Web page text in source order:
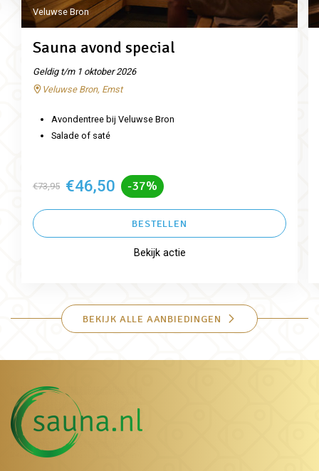
Veluwse Bron
Sauna avond special
Geldig t/m 1 oktober 2026
Veluwse Bron, Emst
Avondentree bij Veluwse Bron
Salade of saté
€73,95 €46,50 -37%
BESTELLEN
Bekijk actie
BEKIJK ALLE AANBIEDINGEN